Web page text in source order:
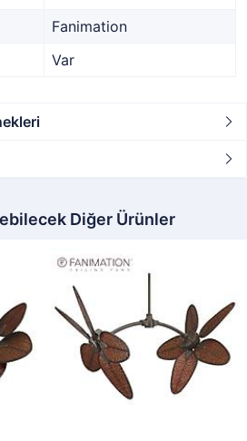
Fanimation
Var
Diğer Ürünler